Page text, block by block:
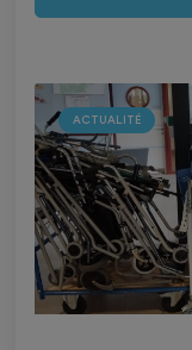
ACTUALITÉ